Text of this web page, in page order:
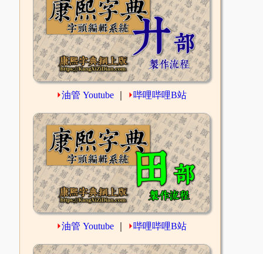
⏵油管 Youtube ⏵哔哩哔哩B站
⏵油管 Youtube ⏵哔哩哔哩B站